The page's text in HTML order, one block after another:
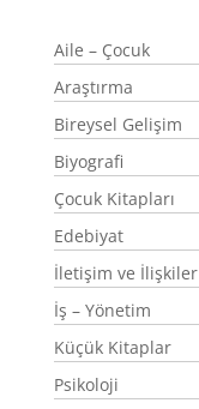
Aile – Çocuk
Araştırma
Bireysel Gelişim
Biyografi
Çocuk Kitapları
Edebiyat
İletişim ve İlişkiler
İş – Yönetim
Küçük Kitaplar
Psikoloji